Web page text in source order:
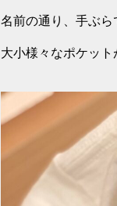
名前の通り、手ぶ
大小様々なポケット